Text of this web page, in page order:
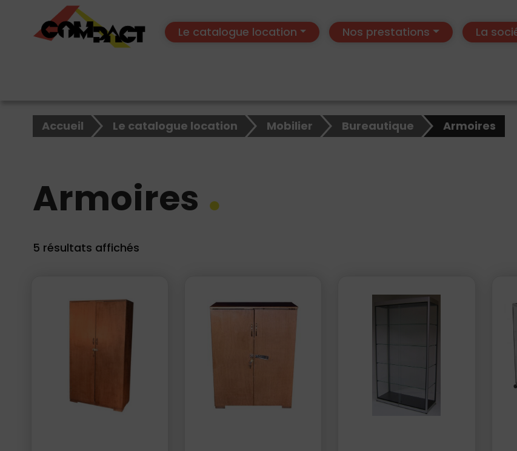
Le catalogue location Nos prestations La
Accueil Le catalogue location Mobilier Bureautique Armoires
Armoires
5 résultats affichés
×
Rechercher
sur